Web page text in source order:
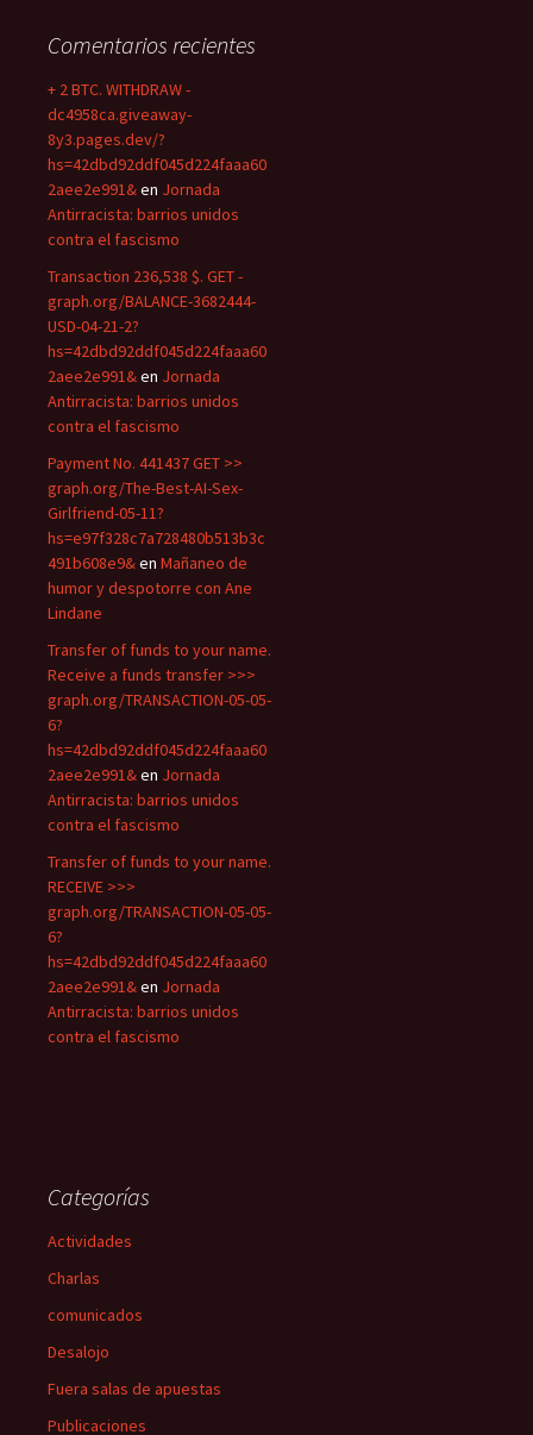
Comentarios recientes
+ 2 BTC. WITHDRAW -
dc4958ca.giveaway-
8y3.pages.dev/?
hs=42dbd92ddf045d224faaa60
2aee2e991&en Jornada
Antirracista: barrios unidos
contra el fascismo
Transaction 236,538 $. GET -
graph.org/BALANCE-3682444-
USD-04-21-2?
hs=42dbd92ddf045d224faaa60
2aee2e991&en Jornada
Antirracista: barrios unidos
contra el fascismo
Payment No. 441437 GET >>
graph.org/The-Best-AI-Sex-
Girlfriend-05-11?
hs=e97f328c7a728480b513b3c
491b608e9&en Mañaneo de
humor y despotorre con Ane
Lindane
Transfer of funds to your name.
Receive a funds transfer >>>
graph.org/TRANSACTION-05-05-
6?
hs=42dbd92ddf045d224faaa60
2aee2e991&en Jornada
Antirracista: barrios unidos
contra el fascismo
Transfer of funds to your name.
RECEIVE >>>
graph.org/TRANSACTION-05-05-
6?
hs=42dbd92ddf045d224faaa60
2aee2e991&en Jornada
Antirracista: barrios unidos
contra el fascismo
Categorías
Actividades
Charlas
comunicados
Desalojo
Fuera salas de apuestas
Publicaciones